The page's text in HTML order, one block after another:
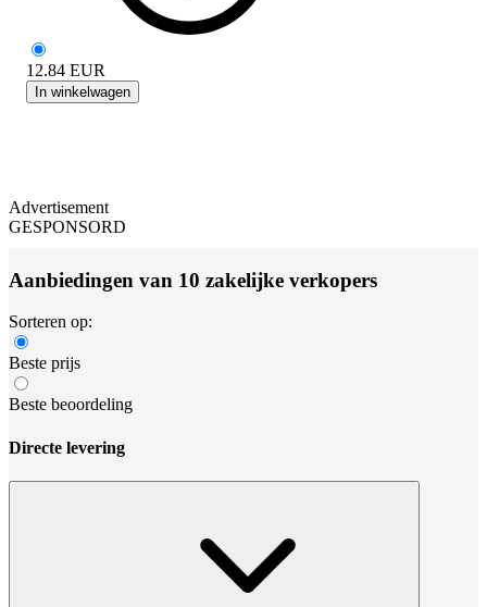
12.84 EUR
In winkelwagen
Advertisement
GESPONSORD
Aanbiedingen van 10 zakelijke verkopers
Sorteren op:
Beste prijs
Beste beoordeling
Directe levering